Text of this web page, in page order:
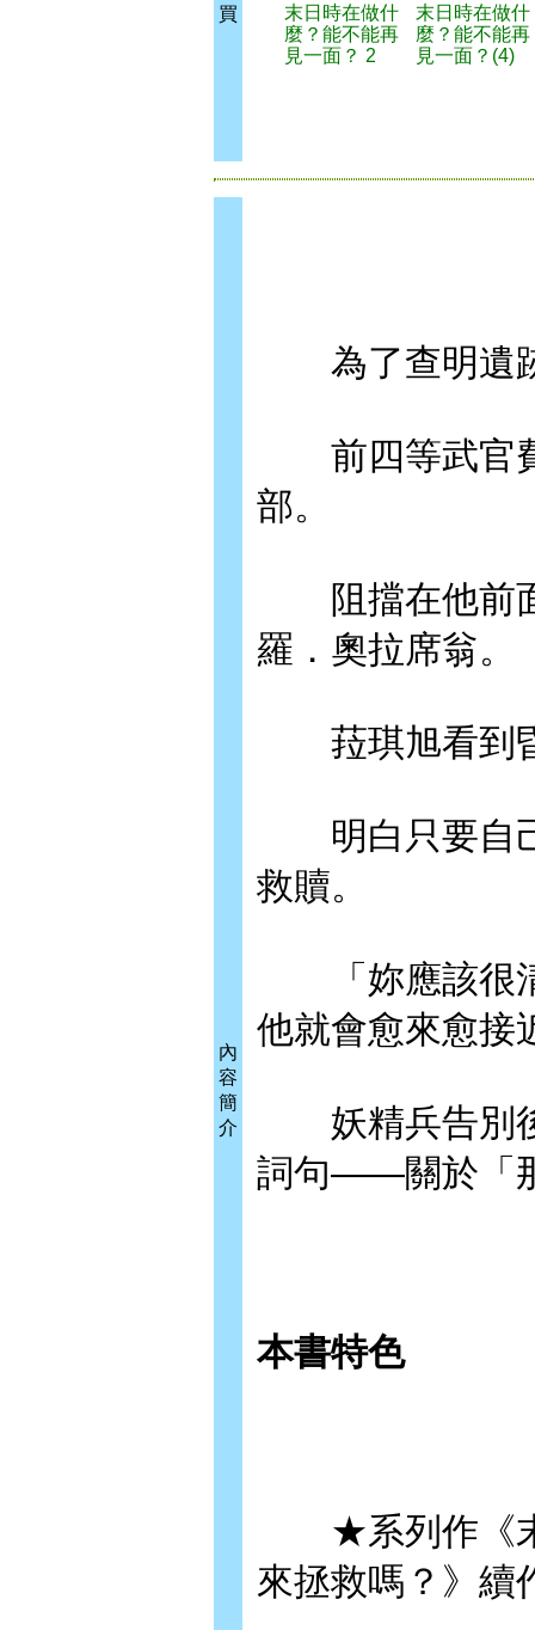
買
末日時在做什
麼？能不能再
見一面？ 2
末日時在做什
麼？能不能再
見一面？(4)
內
容
簡
介
為了查明遺跡
前四等武官費
部。
阻擋在他前面
羅．奧拉席翁。
菈琪旭看到
明白只要自己
救贖。
「妳應該很清
他就會愈來愈接
妖精兵告別後
詞句——關於「
本書特色
★系列作《末
來拯救嗎？》續